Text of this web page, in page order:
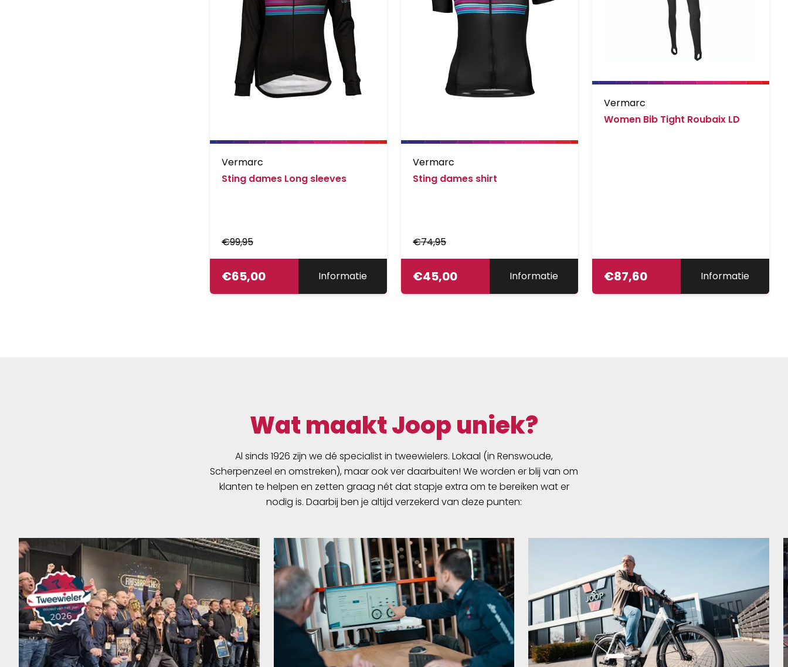
Vermarc
Sting dames Long sleeves
€99,95
€65,00 Informatie
Vermarc
Sting dames shirt
€74,95
€45,00 Informatie
Vermarc
Women Bib Tight Roubaix LD
€87,60 Informatie
Wat maakt Joop uniek?
Al sinds 1926 zijn we dé specialist in tweewielers. Lokaal (in Renswoude,
Scherpenzeel en omstreken), maar ook ver daarbuiten! We worden er blij van om
klanten te helpen en zetten graag nét dat stapje extra om te bereiken wat er
nodig is. Daarbij ben je altijd verzekerd van deze punten: